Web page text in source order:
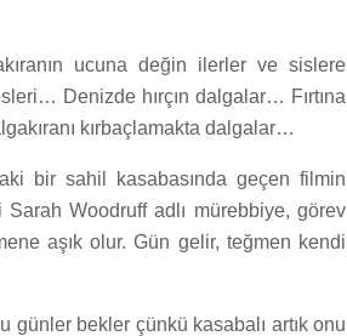
ucuna değin ilerler ve sislere
Denizde hırçın dalgalar… Fırtına
kırbaçlamakta dalgalar…
bir sahil kasabasında geçen filmin
Woodruff adlı mürebbiye, görev
aşık olur. Gün gelir, teğmen kendi
günler bekler çünkü kasabalı artık onu